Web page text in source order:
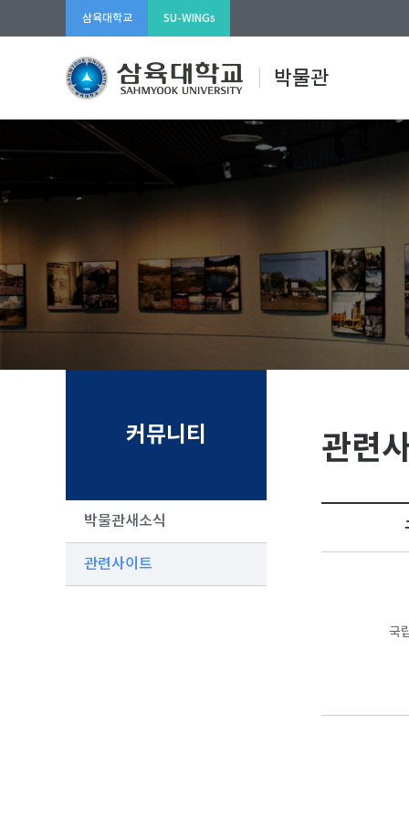
삼육대학교 SU-WINGs
박물관
관련
국
커뮤니티
박물관새소식
관련사이트